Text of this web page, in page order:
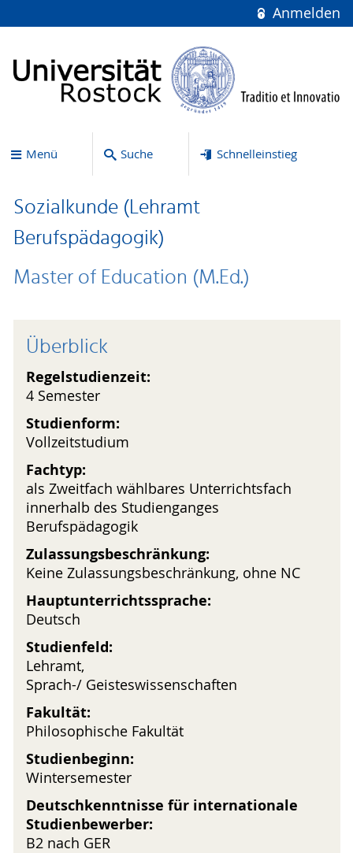
Anmelden
Menü Suche Schnelleinstieg
Sozialkunde (Lehramt
Berufspädagogik)
Master of Education (M.Ed.)
Überblick
Regelstudienzeit:
4 Semester
Studienform:
Vollzeitstudium
Fachtyp:
als Zweitfach wählbares Unterrichtsfach
innerhalb des Studienganges
Berufspädagogik
Zulassungsbeschränkung:
Keine Zulassungsbeschränkung, ohne NC
Hauptunterrichtssprache:
Deutsch
Studienfeld:
Lehramt,
Sprach-/ Geisteswissenschaften
Fakultät:
Philosophische Fakultät
Studienbeginn:
Wintersemester
Deutschkenntnisse für internationale
Studienbewerber:
B2 nach GER